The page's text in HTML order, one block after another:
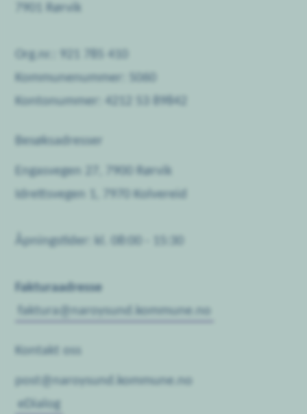
7901 Rørvik
Org.nr.: 921 785 410
Kommunenummer: 5060
Kontonummer: 4212 53 89842
Besøksadresser
Engasvegen 27, 7900 Rørvik
Idrettsvegen 1, 7970 Kolvereid
Åpningstider: kl. 08:00 - 15:30
Fakturaadresse
faktura@naroysund.kommune.no
Kontakt oss
post@naroysund.kommune.no
eDialog